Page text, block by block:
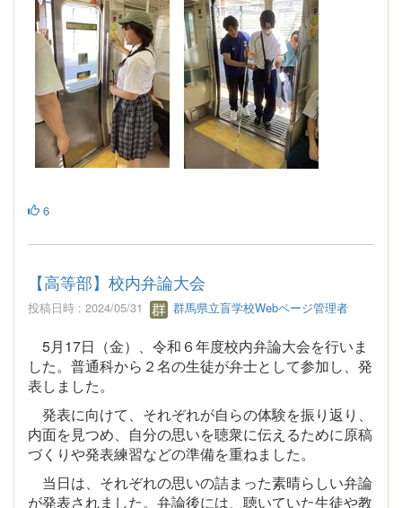
6
【高等部】校内弁論大会
投稿日時 : 2024/05/31 群馬県立盲学校Webページ管理者
5月17日（金）、令和６年度校内弁論大会を行いま
した。普通科から２名の生徒が弁士として参加し、発
表しました。
発表に向けて、それぞれが自らの体験を振り返り、
内面を見つめ、自分の思いを聴衆に伝えるために原稿
づくりや発表練習などの準備を重ねました。
当日は、それぞれの思いの詰まった素晴らしい弁論
が発表されました。弁論後には、聴いていた生徒や教